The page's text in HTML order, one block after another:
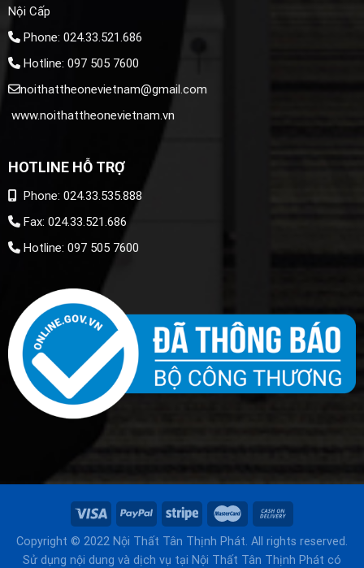
Nội Cấp
Phone: 024.33.521.686
Hotline: 097 505 7600
noithattheonevietnam@gmail.com
www.noithattheonevietnam.vn
HOTLINE HỖ TRỢ
Phone: 024.33.535.888
Fax: 024.33.521.686
Hotline: 097 505 7600
Copyright © 2022 Nội Thất Tân Thịnh Phát. All rights reserved.
Sử dụng nội dung và dịch vụ tại Nội Thất Tân Thịnh Phát có